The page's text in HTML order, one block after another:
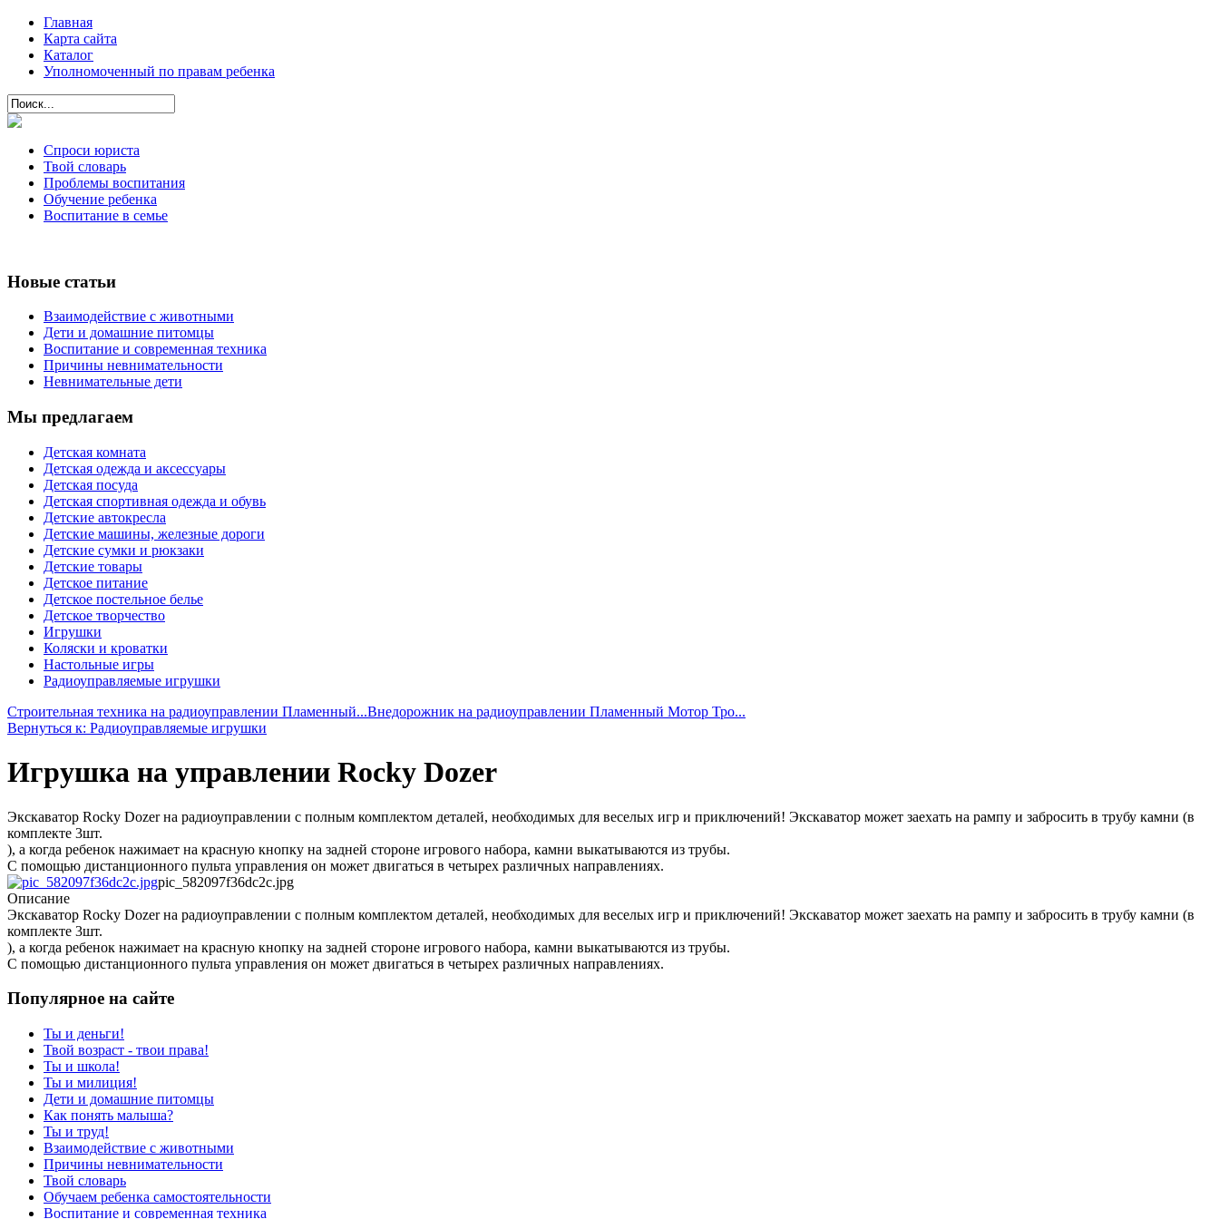
Главная
Карта сайта
Каталог
Уполномоченный по правам ребенка
Спроси юриста
Твой словарь
Проблемы воспитания
Обучение ребенка
Воспитание в семье
Новые статьи
Взаимодействие с животными
Дети и домашние питомцы
Воспитание и современная техника
Причины невнимательности
Невнимательные дети
Мы предлагаем
Детская комната
Детская одежда и аксессуары
Детская посуда
Детская спортивная одежда и обувь
Детские автокресла
Детские машины, железные дороги
Детские сумки и рюкзаки
Детские товары
Детское питание
Детское постельное белье
Детское творчество
Игрушки
Коляски и кроватки
Настольные игры
Радиоуправляемые игрушки
Строительная техника на радиоуправлении Пламенный...Внедорожник на радиоуправлении Пламенный Мотор Тро...
Вернуться к: Радиоуправляемые игрушки
Игрушка на управлении Rocky Dozer
Экскаватор Rocky Dozer на радиоуправлении с полным комплектом деталей, необходимых для веселых игр и приключений! Экскаватор может заехать на рампу и забросить в трубу камни (в
комплекте 3шт.
), а когда ребенок нажимает на красную кнопку на задней стороне игрового набора, камни выкатываются из трубы.
С помощью дистанционного пульта управления он может двигаться в четырех различных направлениях.
pic_582097f36dc2c.jpg
Описание
Экскаватор Rocky Dozer на радиоуправлении с полным комплектом деталей, необходимых для веселых игр и приключений! Экскаватор может заехать на рампу и забросить в трубу камни (в
комплекте 3шт.
), а когда ребенок нажимает на красную кнопку на задней стороне игрового набора, камни выкатываются из трубы.
С помощью дистанционного пульта управления он может двигаться в четырех различных направлениях.
Популярное на сайте
Ты и деньги!
Твой возраст - твои права!
Ты и школа!
Ты и милиция!
Дети и домашние питомцы
Как понять малыша?
Ты и труд!
Взаимодействие с животными
Причины невнимательности
Твой словарь
Обучаем ребенка самостоятельности
Воспитание и современная техника